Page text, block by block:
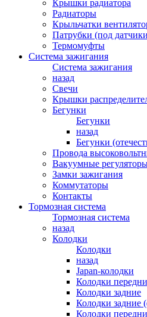
Крышки радиатора
Радиаторы
Крыльчатки
Патрубки (под
Термомуфты
Система зажигания
Система зажигания
назад
Свечи
Крышки
Бегунки
Бегунки
назад
Бегунки
Провода
Вакуумные
Замки зажигания
Коммутаторы
Контакты
Тормозная система
Тормозная система
назад
Колодки
Колодки
назад
Japan-колодки
Колодки
Колодки задние
Колодки задние
Колодки